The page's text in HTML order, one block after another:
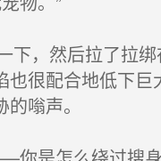
下，然后拉了拉绑
也很配合地低下巨
嗡声。